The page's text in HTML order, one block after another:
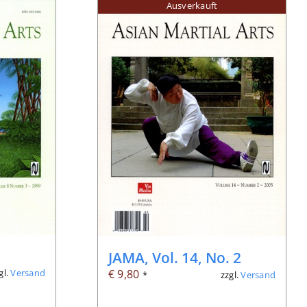
Versand
Ausverkauft
JAMA, Vol. 14, No. 2
€9,80 * zzgl.Versand